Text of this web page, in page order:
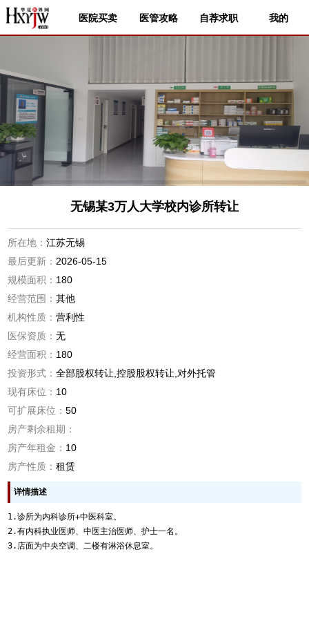
医院买卖 医管攻略 自荐求职 我的
无锡某3万人大学校内诊所转让
所在地：江苏无锡
最后更新： 2026-05-15
规模面积： 180
经营范围：其他
机构性质：营利性
医保资质：无
经营面积： 180
投资形式：全部股权转让,控股股权转让,对外托管
现有床位： 10
可扩展床位：50
房产剩余租期：
房产年租金： 10
房产性质：租赁
详情描述
1.诊所为内科诊所+中医科室。
2.有内科执业医师、中医主治医师、护士一名。
3.店面为中央空调、二楼有淋浴休息室。